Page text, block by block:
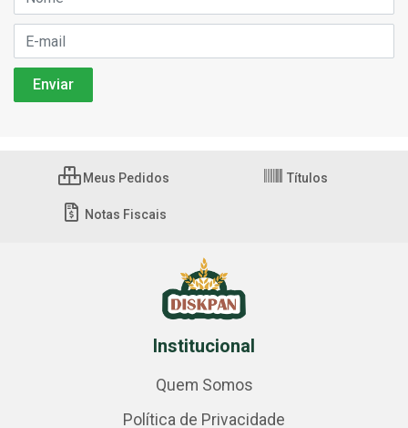
Meus Pedidos Títulos
Notas Fiscais
Institucional
Quem Somos
Política de Privacidade